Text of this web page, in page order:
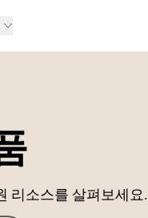
리소스를 살펴보세요.